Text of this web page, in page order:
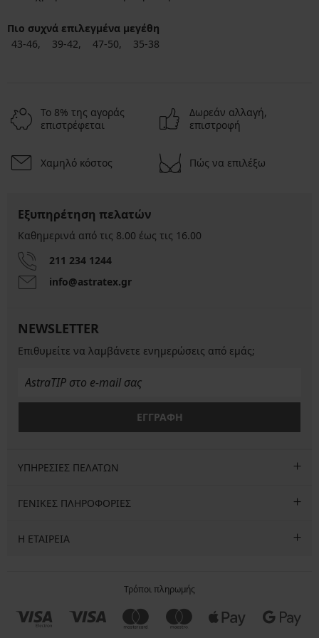
Πιο συχνά επιλεγμένα μεγέθη
43-46
39-42 47-50 35-38
Το 8% της αγοράς
επιστρέφεται
Δωρεάν αλλαγή,
επιστροφή
Χαμηλό κόστος Πώς να επιλέξω
Εξυπηρέτηση πελατών
Καθημερινά από τις 8.00 έως τις 16.00
211 234 1244
info@astratex.gr
NEWSLETTER
Επιθυμείτε να λαμβάνετε ενημερώσεις από εμάς;
ΕΓΓΡΑΦΗ
ΥΠΗΡΕΣΙΕΣ ΠΕΛΑΤΩΝ
ΓΕΝΙΚΕΣ ΠΛΗΡΟΦΟΡΙΕΣ
Η ΕΤΑΙΡΕΙΑ
Τρόποι πληρωμής